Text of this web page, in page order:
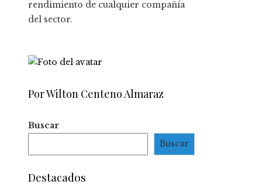
rendimiento de cualquier compañía
del sector.
Por Wilton Centeno Almaraz
Buscar
Buscar
Destacados